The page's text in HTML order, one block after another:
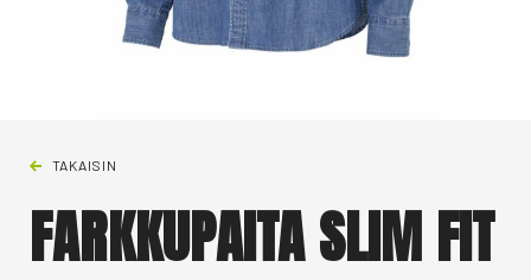
TAKAISIN
FARKKUPAITA SLIM FIT